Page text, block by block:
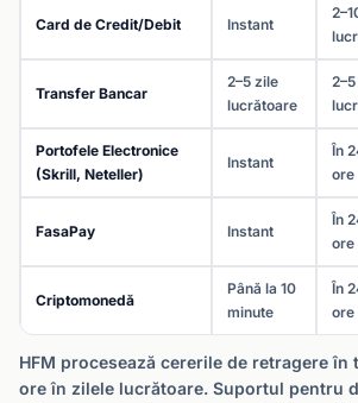
Card de Credit/Debit Instant
Transfer Bancar
2–5 zile
lucrătoare
Portofele Electronice
(Skrill, Neteller)
Instant
În
ore
FasaPay Instant
În
ore
Criptomonedă
Până la 10
minute
În
ore
HFM procesează cererile de retragere în
ore în zilele lucrătoare. Suportul pentru